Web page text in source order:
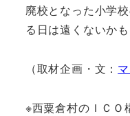
廃校となった小学
る日は遠くないかも
（取材企画・文：
※西粟倉村のＩＣＯ